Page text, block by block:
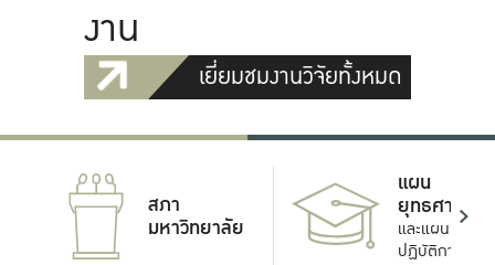
งาน
เยี่ยมชมงานวิจัยทั้งหมด
สภา
มหาวิทยาลัย
แผน
ยุทธศาสตร์
และแผน
ปฏิบัติการ